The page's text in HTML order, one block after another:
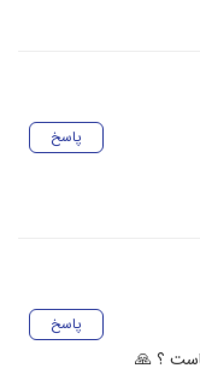
پاسخ
پاسخ
؟ 🙏